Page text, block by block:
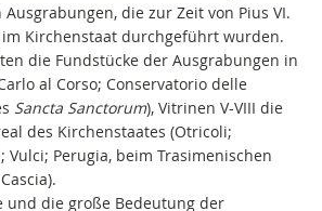
die zur Zeit von Pius VI.
im Kirchenstaat durchgeführt wurden.
die Fundstücke der Ausgrabungen in
al Corso; Conservatorio delle
Sancta Sanctorum), Vitrinen V-VIII die
des Kirchenstaates (Otricoli;
Vulci; Perugia, beim Trasimenischen
und die große Bedeutung der